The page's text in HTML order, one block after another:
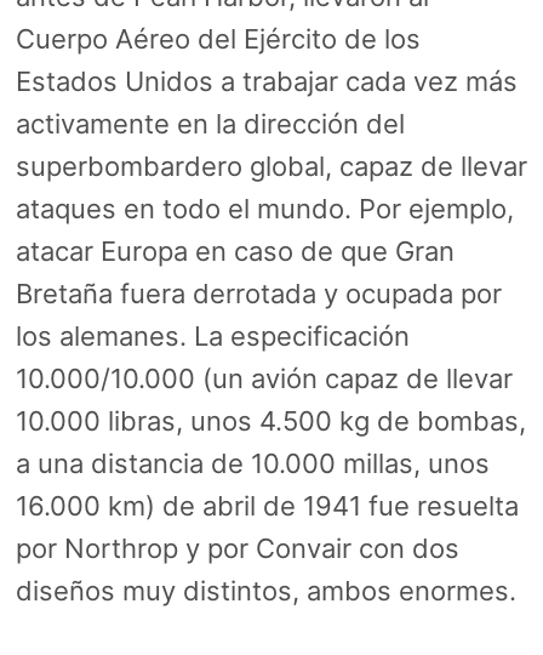
Cuerpo Aéreo del Ejército de los
Estados Unidos a trabajar cada vez más
activamente en la dirección del
superbombardero global, capaz de llevar
ataques en todo el mundo. Por ejemplo,
atacar Europa en caso de que Gran
Bretaña fuera derrotada y ocupada por
los alemanes. La especificación
10.000/10.000 (un avión capaz de llevar
10.000 libras, unos 4.500 kg de bombas,
a una distancia de 10.000 millas, unos
16.000 km) de abril de 1941 fue resuelta
por Northrop y por Convair con dos
diseños muy distintos, ambos enormes.